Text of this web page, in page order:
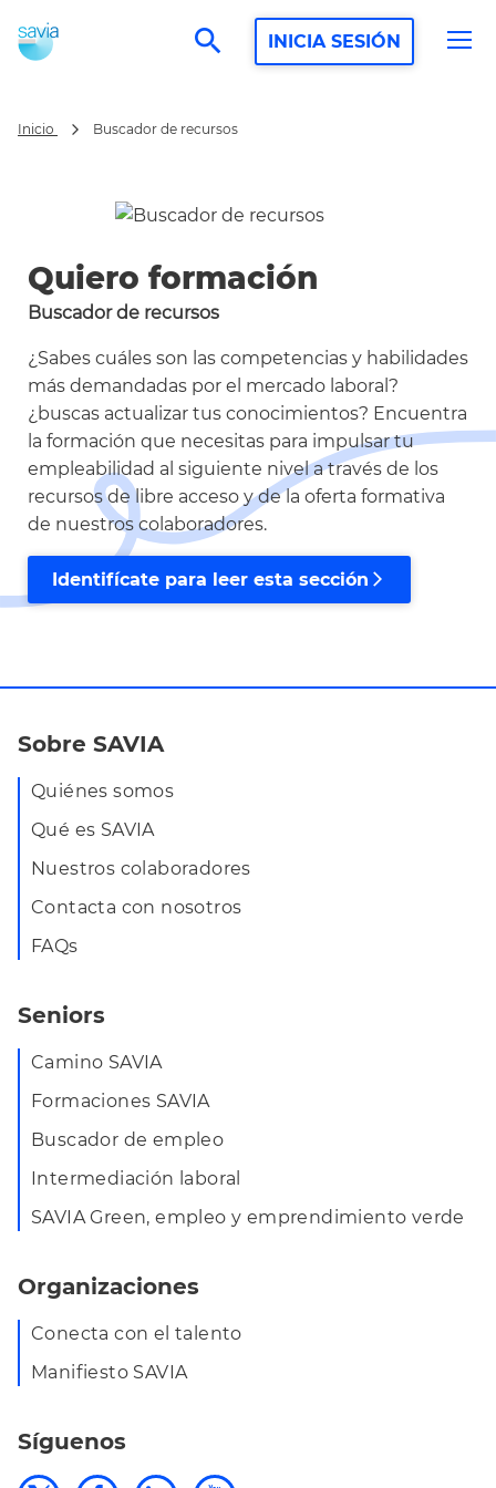
search INICIA SESIÓN
Inicio Buscador de recursos
Quiero formación
Buscador de recursos
¿Sabes cuáles son las competencias y habilidades
más demandadas por el mercado laboral?
¿buscas actualizar tus conocimientos? Encuentra
la formación que necesitas para impulsar tu
empleabilidad al siguiente nivel a través de los
recursos de libre acceso y de la oferta formativa
de nuestros colaboradores.
Identifícate para leer esta sección arrow_forward_ios
Sobre SAVIA
Quiénes somos
Qué es SAVIA
Nuestros colaboradores
Contacta con nosotros
FAQs
Seniors
Camino SAVIA
Formaciones SAVIA
Buscador de empleo
Intermediación laboral
SAVIA Green, empleo y emprendimiento verde
Organizaciones
Conecta con el talento
Manifiesto SAVIA
Síguenos